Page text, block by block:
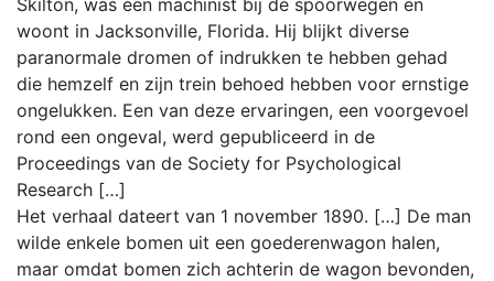
Skilton, was een machinist bij de spoorwegen en
woont in Jacksonville, Florida. Hij blijkt diverse
paranormale dromen of indrukken te hebben gehad
die hemzelf en zijn trein behoed hebben voor ernstige
ongelukken. Een van deze ervaringen, een voorgevoel
rond een ongeval, werd gepubliceerd in de
Proceedings van de Society for Psychological
Research […]
Het verhaal dateert van 1 november 1890. […] De man
wilde enkele bomen uit een goederenwagon halen,
maar omdat bomen zich achterin de wagon bevonden,